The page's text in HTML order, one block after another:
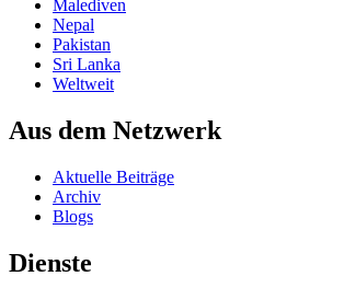
Malediven
Nepal
Pakistan
Sri Lanka
Weltweit
Aus dem Netzwerk
Aktuelle Beiträge
Archiv
Blogs
Dienste